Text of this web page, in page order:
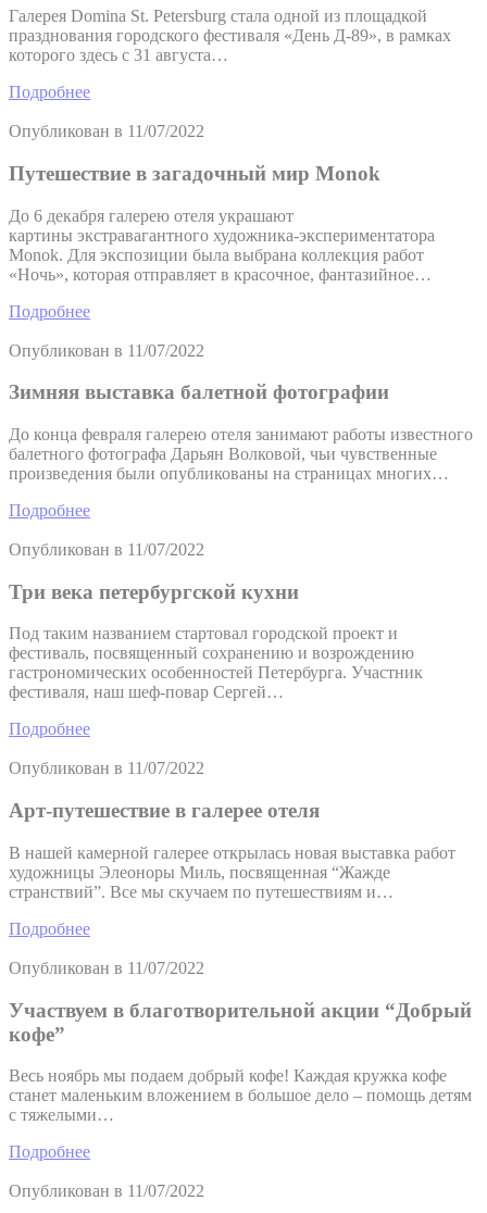
Галерея Domina St. Petersburg стала одной из площадкой
празднования городского фестиваля «День Д-89», в рамках
которого здесь с 31 августа…
Подробнее
Опубликован в 11/07/2022
Путешествие в загадочный мир Monok
До 6 декабря галерею отеля украшают
картины экстравагантного художника-экспериментатора
Monok. Для экспозиции была выбрана коллекция работ
«Ночь», которая отправляет в красочное, фантазийное…
Подробнее
Опубликован в 11/07/2022
Зимняя выставка балетной фотографии
До конца февраля галерею отеля занимают работы известного
балетного фотографа Дарьян Волковой, чьи чувственные
произведения были опубликованы на страницах многих…
Подробнее
Опубликован в 11/07/2022
Три века петербургской кухни
Под таким названием стартовал городской проект и
фестиваль, посвященный сохранению и возрождению
гастрономических особенностей Петербурга. Участник
фестиваля, наш шеф-повар Сергей…
Подробнее
Опубликован в 11/07/2022
Арт-путешествие в галерее отеля
В нашей камерной галерее открылась новая выставка работ
художницы Элеоноры Миль, посвященная “Жажде
странствий”. Все мы скучаем по путешествиям и…
Подробнее
Опубликован в 11/07/2022
Участвуем в благотворительной акции “Добрый
кофе”
Весь ноябрь мы подаем добрый кофе! Каждая кружка кофе
станет маленьким вложением в большое дело – помощь детям
с тяжелыми…
Подробнее
Опубликован в 11/07/2022